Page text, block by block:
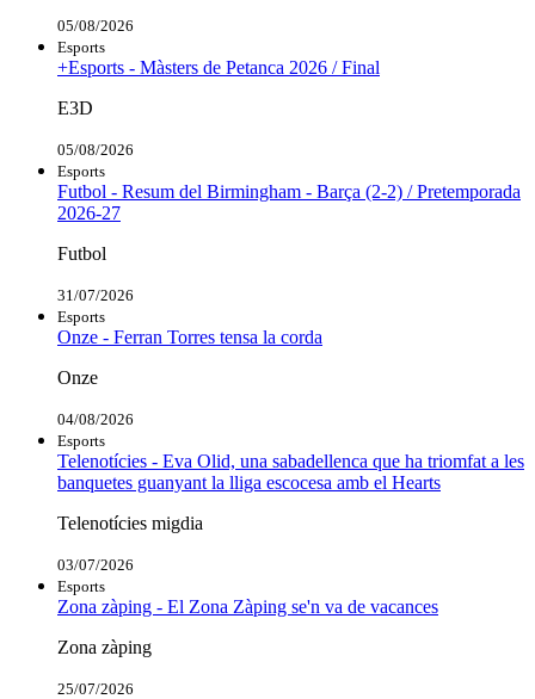
05/08/2026
Esports
+Esports - Màsters de Petanca 2026 / Final
E3D
05/08/2026
Esports
Futbol - Resum del Birmingham - Barça (2-2) / Pretemporada
2026-27
Futbol
31/07/2026
Esports
Onze - Ferran Torres tensa la corda
Onze
04/08/2026
Esports
Telenotícies - Eva Olid, una sabadellenca que ha triomfat a les
banquetes guanyant la lliga escocesa amb el Hearts
Telenotícies migdia
03/07/2026
Esports
Zona zàping - El Zona Zàping se'n va de vacances
Zona zàping
25/07/2026